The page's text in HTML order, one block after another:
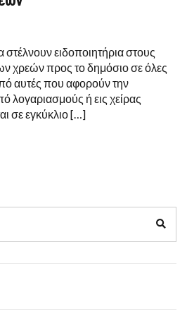
ειδοποιητήρια στους
χρεών προς το δημόσιο σε όλες
αυτές που αφορούν την
λογαριασμούς ή εις χείρας
σε εγκύκλιο […]